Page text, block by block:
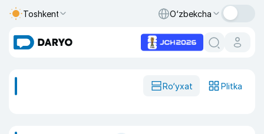
Toshkent O‘zbekcha
Ro‘yxat Plitka